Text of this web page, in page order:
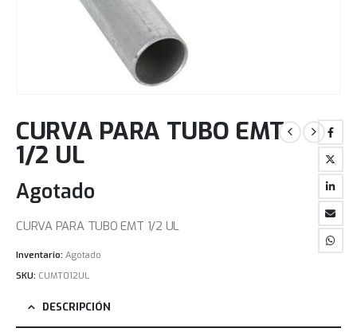
CURVA PARA TUBO EMT
1/2 UL
Agotado
CURVA PARA TUBO EMT 1/2 UL
Inventario: Agotado
SKU: CUMT012UL
DESCRIPCIÓN